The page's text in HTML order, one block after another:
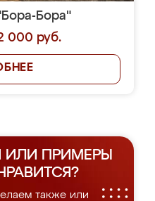
Бора"
000 руб.
ИЛИ ПРИМЕРЫ
также или